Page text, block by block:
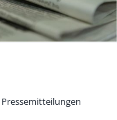
Pressemitteilungen